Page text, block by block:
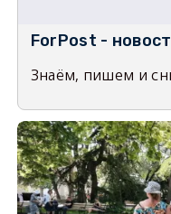
ForPost -
Знаём, пишем и